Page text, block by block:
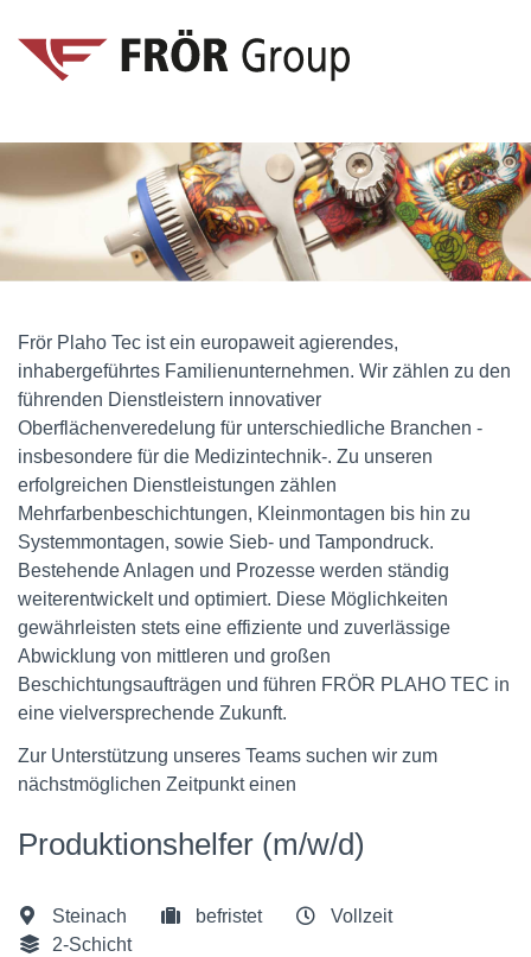
Frör Plaho Tec ist ein europaweit agierendes,
inhabergeführtes Familienunternehmen. Wir zählen zu den
führenden Dienstleistern innovativer
Oberflächenveredelung für unterschiedliche Branchen -
insbesondere für die Medizintechnik-. Zu unseren
erfolgreichen Dienstleistungen zählen
Mehrfarbenbeschichtungen, Kleinmontagen bis hin zu
Systemmontagen, sowie Sieb- und Tampondruck.
Bestehende Anlagen und Prozesse werden ständig
weiterentwickelt und optimiert. Diese Möglichkeiten
gewährleisten stets eine effiziente und zuverlässige
Abwicklung von mittleren und großen
Beschichtungsaufträgen und führen FRÖR PLAHO TEC in
eine vielversprechende Zukunft.
Zur Unterstützung unseres Teams suchen wir zum
nächstmöglichen Zeitpunkt einen
Produktionshelfer (m/w/d)
Steinach befristet
Vollzeit
2-Schicht